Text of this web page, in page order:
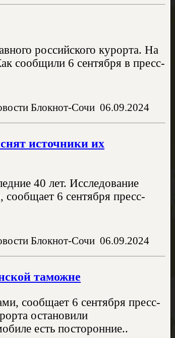
российского курорта. На
сообщили 6 сентября в пресс-
Блокнот-Сочи 06.09.2024
источники их
40 лет. Исследование
сообщает 6 сентября пресс-
Блокнот-Сочи 06.09.2024
таможне
сообщает 6 сентября пресс-
остановили
есть посторонние..